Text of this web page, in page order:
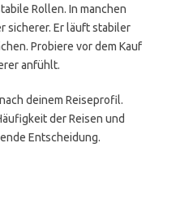
Rollen. In manchen
sicherer. Er läuft stabiler
Probiere vor dem Kauf
anfühlt.
deinem Reiseprofil.
der Reisen und
Entscheidung.